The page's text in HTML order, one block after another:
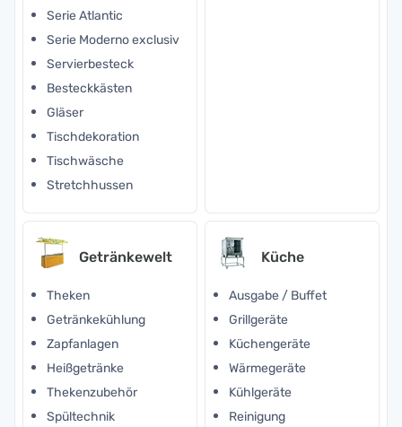
Serie Atlantic
Serie Moderno exclusiv
Servierbesteck
Besteckkästen
Gläser
Tischdekoration
Tischwäsche
Stretchhussen
Getränkewelt
Theken
Getränkekühlung
Zapfanlagen
Heißgetränke
Thekenzubehör
Spültechnik
Küche
Ausgabe / Buffet
Grillgeräte
Küchengeräte
Wärmegeräte
Kühlgeräte
Reinigung